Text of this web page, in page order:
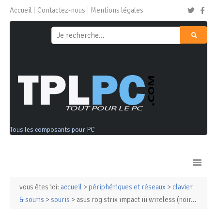
Accueil Contactez-nous Mentions légales
Tous les composants pour PC
Ordinateurs & Tablettes
vous êtes ici: accueil > périphériques et réseaux > clavier
& souris > souris > asus rog strix impact iii wireless (noir...